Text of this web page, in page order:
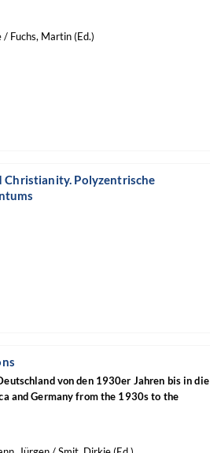
Fuchs, Martin (Ed.)
Polyzentrische
von den 1930er Jahren bis in die
and Germany from the 1930s to the